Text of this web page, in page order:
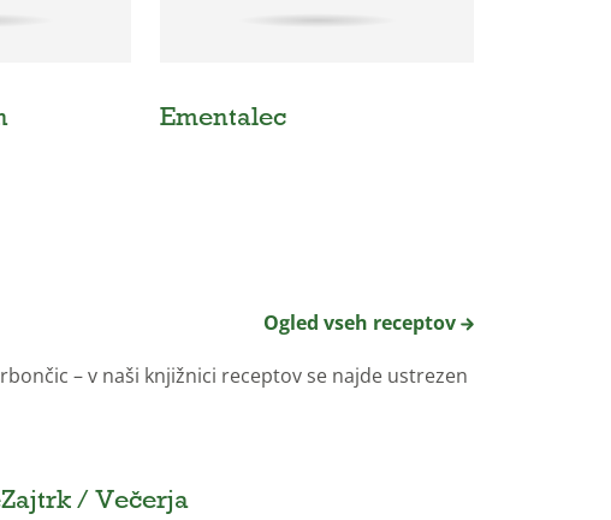
Ementalec
Ogled vseh receptov
– v naši knjižnici receptov se najde ustrezen
Zajtrk / Večerja